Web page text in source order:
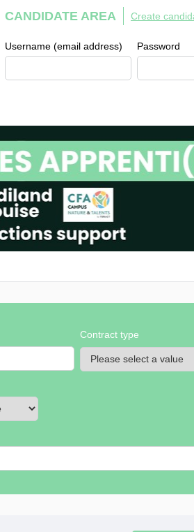
CANDIDATE AREA
Username (email address) Password
Create
Contract type